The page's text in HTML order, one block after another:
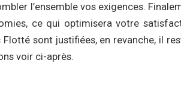
l’ensemble vos exigences.
ce qui optimisera votre
Flotté sont justifiées, en revanche, il
voir ci-après.